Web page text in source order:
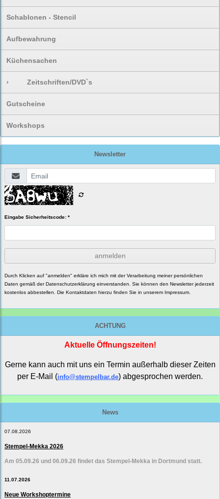
Schablonen - Stencil
Aufbewahrung
Küchensachen
› Zeitschriften/DVD`s
Gutscheine
Workshops
Newsletter
Eingabe Sicherheitscode: *
anmelden
Durch Klicken auf "anmelden" erkläre ich mich mit der Verarbeitung meiner persönlichen
Daten gemäß derDatenschutzerklärung einverstanden. Sie können den Newsletter jederzeit
kostenlos abbestellen. Die Kontaktdaten hierzu finden Sie in unserem Impressum.
ACHTUNG
Aktuelle Öffnungszeiten!
Gerne kann auch mit uns ein Termin außerhalb dieser Zeiten
per E-Mail (info@stempelbar.de) abgesprochen werden.
News
07.08.2026
Stempel-Mekka 2026
Am 05.09.26 und 06.09.26 findet das Stempel-Mekka in Dortmund statt.
11.07.2026
Neue Workshoptermine